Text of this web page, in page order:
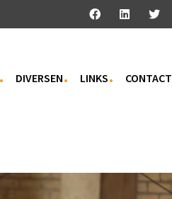
DIVERSEN LINKS CONTACT